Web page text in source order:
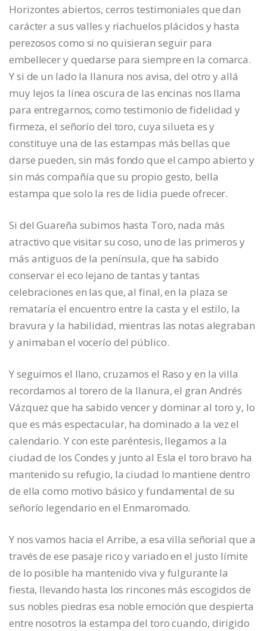
Horizontes abiertos, cerros testimoniales que dan
carácter a sus valles y riachuelos plácidos y hasta
perezosos como si no quisieran seguir para
embellecer y quedarse para siempre en la comarca.
Y si de un lado la llanura nos avisa, del otro y allá
muy lejos la línea oscura de las encinas nos llama
para entregarnos, como testimonio de fidelidad y
firmeza, el señorío del toro, cuya silueta es y
constituye una de las estampas más bellas que
darse pueden, sin más fondo que el campo abierto y
sin más compañía que su propio gesto, bella
estampa que solo la res de lidia puede ofrecer.
Si del Guareña subimos hasta Toro, nada más
atractivo que visitar su coso, uno de las primeros y
más antiguos de la península, que ha sabido
conservar el eco lejano de tantas y tantas
celebraciones en las que, al final, en la plaza se
remataría el encuentro entre la casta y el estilo, la
bravura y la habilidad, mientras las notas alegraban
y animaban el vocerío del público.
Y seguimos el llano, cruzamos el Raso y en la villa
recordamos al torero de la llanura, el gran Andrés
Vázquez que ha sabido vencer y dominar al toro y, lo
que es más espectacular, ha dominado a la vez el
calendario. Y con este paréntesis, llegamos a la
ciudad de los Condes y junto al Esla el toro bravo ha
mantenido su refugio, la ciudad lo mantiene dentro
de ella como motivo básico y fundamental de su
señorío legendario en el Enmaromado.
Y nos vamos hacia el Arribe, a esa villa señorial que a
través de ese pasaje rico y variado en el justo límite
de lo posible ha mantenido viva y fulgurante la
fiesta, llevando hasta los rincones más escogidos de
sus nobles piedras esa noble emoción que despierta
entre nosotros la estampa del toro cuando, dirigido